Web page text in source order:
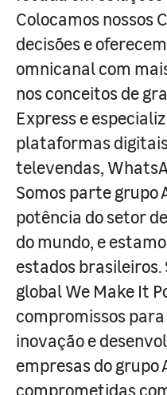
Colocamos nossos
decisões e
omnicanal com
nos conceitos de
Express e
plataformas
televendas,
Somos parte grupo
potência do setor
do mundo, e
estados
global We Make It
compromissos
inovação e
empresas do grupo
comprometidas